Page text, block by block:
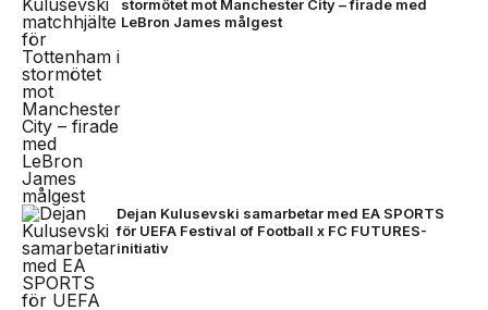
stormötet mot Manchester City – firade med
LeBron James målgest
Dejan Kulusevski samarbetar med EA SPORTS
för UEFA Festival of Football x FC FUTURES-
initiativ